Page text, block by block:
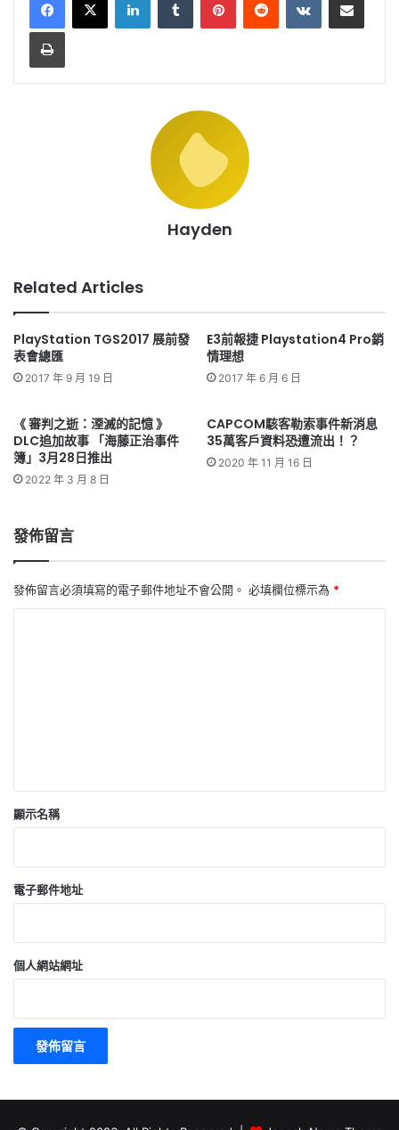
Print
Hayden
Related Articles
PlayStation TGS2017 展前發
表會總匯
2017 年 9 月 19 日
E3前報捷 Playstation4 Pro銷
情理想
2017 年 6 月 6 日
《 審判之逝：湮滅的記憶 》
DLC追加故事 「海藤正治事件
簿」3月28日推出
2022 年 3 月 8 日
CAPCOM駭客勒索事件新消息
35萬客戶資料恐遭流出！？
2020 年 11 月 16 日
發佈留言
發佈留言必須填寫的電子郵件地址不會公開。 必填欄位標示為 *
顯示名稱
電子郵件地址
個人網站網址